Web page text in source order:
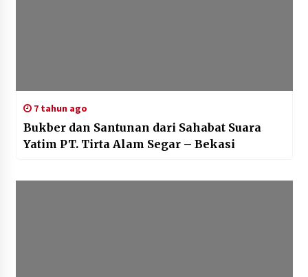
7 tahun ago
Bukber dan Santunan dari Sahabat Suara
Yatim PT. Tirta Alam Segar – Bekasi